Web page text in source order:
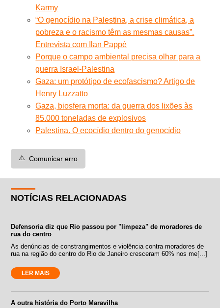
Karmy
“O genocídio na Palestina, a crise climática, a
pobreza e o racismo têm as mesmas causas”.
Entrevista com Ilan Pappé
Porque o campo ambiental precisa olhar para a
guerra Israel-Palestina
Gaza: um protótipo de ecofascismo? Artigo de
Henry Luzzatto
Gaza, biosfera morta: da guerra dos lixões às
85.000 toneladas de explosivos
Palestina. O ecocídio dentro do genocídio
⚠️ Comunicar erro
NOTÍCIAS RELACIONADAS
Defensoria diz que Rio passou por "limpeza" de moradores de
rua do centro
As denúncias de constrangimentos e violência contra moradores de
rua na região do centro do Rio de Janeiro cresceram 60% nos me[...]
LER MAIS
A outra história do Porto Maravilha